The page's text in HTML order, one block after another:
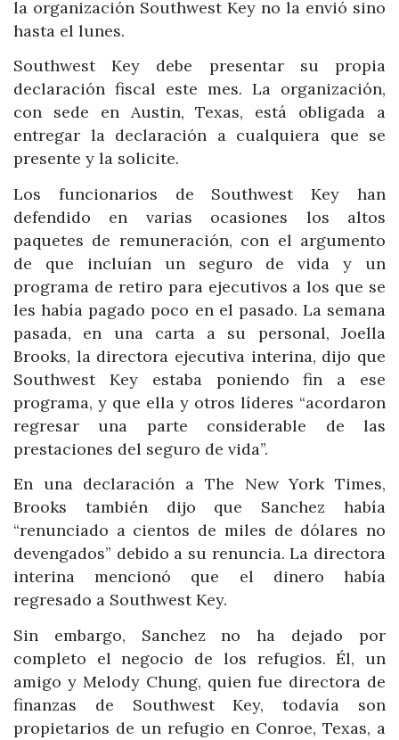
la organización Southwest Key no la envió sino
hasta el lunes.
Southwest Key debe presentar su propia
declaración fiscal este mes. La organización,
con sede en Austin, Texas, está obligada a
entregar la declaración a cualquiera que se
presente y la solicite.
Los funcionarios de Southwest Key han
defendido en varias ocasiones los altos
paquetes de remuneración, con el argumento
de que incluían un seguro de vida y un
programa de retiro para ejecutivos a los que se
les había pagado poco en el pasado. La semana
pasada, en una carta a su personal, Joella
Brooks, la directora ejecutiva interina, dijo que
Southwest Key estaba poniendo fin a ese
programa, y que ella y otros líderes “acordaron
regresar una parte considerable de las
prestaciones del seguro de vida”.
En una declaración a The New York Times,
Brooks también dijo que Sanchez había
“renunciado a cientos de miles de dólares no
devengados” debido a su renuncia. La directora
interina mencionó que el dinero había
regresado a Southwest Key.
Sin embargo, Sanchez no ha dejado por
completo el negocio de los refugios. Él, un
amigo y Melody Chung, quien fue directora de
finanzas de Southwest Key, todavía son
propietarios de un refugio en Conroe, Texas, a